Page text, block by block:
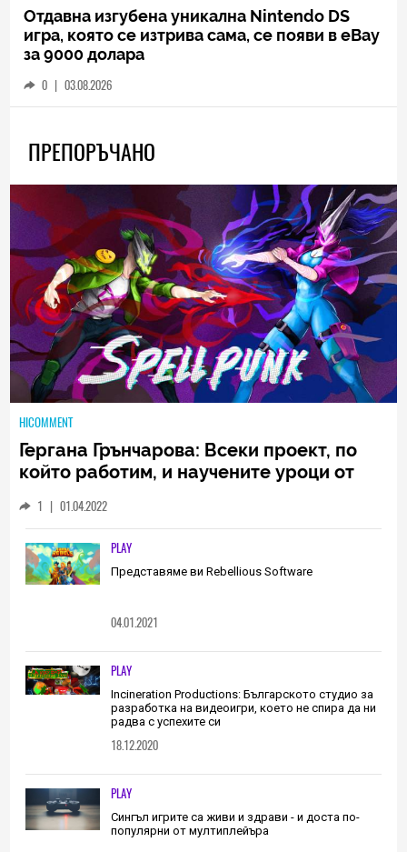
Отдавна изгубена уникална Nintendo DS
игра, която се изтрива сама, се появи в eBay
за 9000 долара
0 | 03.08.2026
ПРЕПОРЪЧАНО
HICOMMENT
Гергана Грънчарова: Всеки проект, по
който работим, и научените уроци от
трябва да извървим като екип
1 | 01.04.2022
PLAY
Представяме ви Rebellious Software
04.01.2021
PLAY
Incineration Productions: Българското студио за
разработка на видеоигри, което не спира да ни
радва с успехите си
18.12.2020
PLAY
Сингъл игрите са живи и здрави - и доста по-
популярни от мултиплейъра